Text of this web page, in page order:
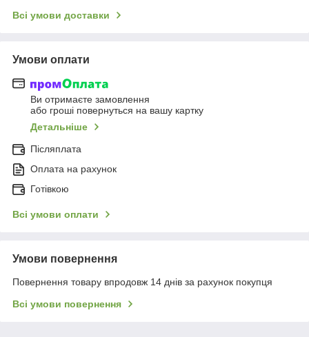
Всі умови доставки
Умови оплати
Ви отримаєте замовлення
або гроші повернуться на вашу картку
Детальніше
Післяплата
Оплата на рахунок
Готівкою
Всі умови оплати
Умови повернення
Повернення товару впродовж 14 днів за рахунок покупця
Всі умови повернення